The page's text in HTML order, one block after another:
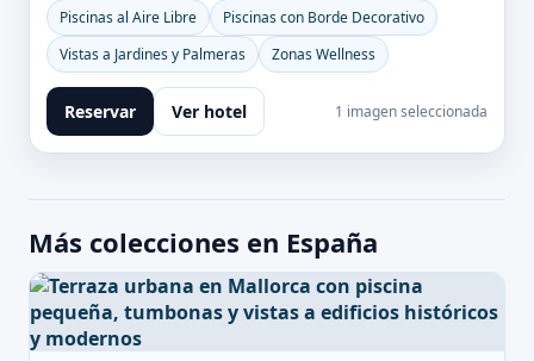
Piscinas al Aire Libre
Piscinas con Borde Decorativo
Vistas a Jardines y Palmeras
Zonas Wellness
Reservar Ver hotel 1 imagen seleccionada
Más colecciones en España